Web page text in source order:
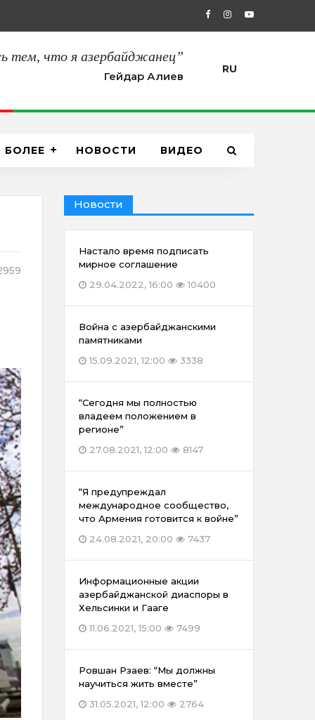
27.08.2021, 12:00 “Сегодня мы
тем, что я азербайджанец”
Гейдар Алиев
RU
БОЛЕЕ НОВОСТИ ВИДЕО
Новости
Настало время подписать
мирное соглашение
29.04.2022, 16:00
10400
Война с азербайджанскими
памятниками
15.09.2021, 12:00
3338
“Сегодня мы полностью
владеем положением в
регионе”
27.08.2021, 12:00
8147
“Я предупреждал
международное сообщество,
что Армения готовится к войне”
24.08.2021, 20:00
7437
Информационные акции
азербайджанской диаспоры в
Хельсинки и Гааге
11.06.2021, 15:00
7499
Ровшан Рзаев: “Мы должны
научиться жить вместе”
31.05.2021, 12:00
2764